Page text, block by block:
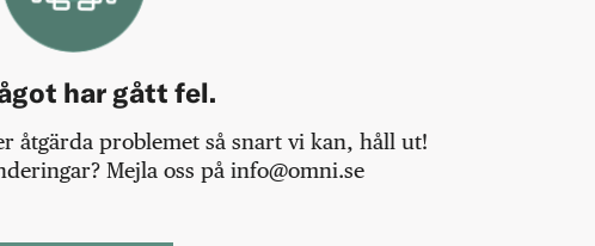
har gått fel.
åtgärda problemet så snart vi kan, håll ut!
Mejla oss på info@omni.se